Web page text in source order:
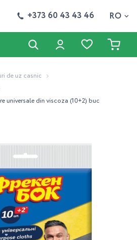
+373 60 43 43 46 RO
de uz casnic
universale din viscoza (10+2) buc